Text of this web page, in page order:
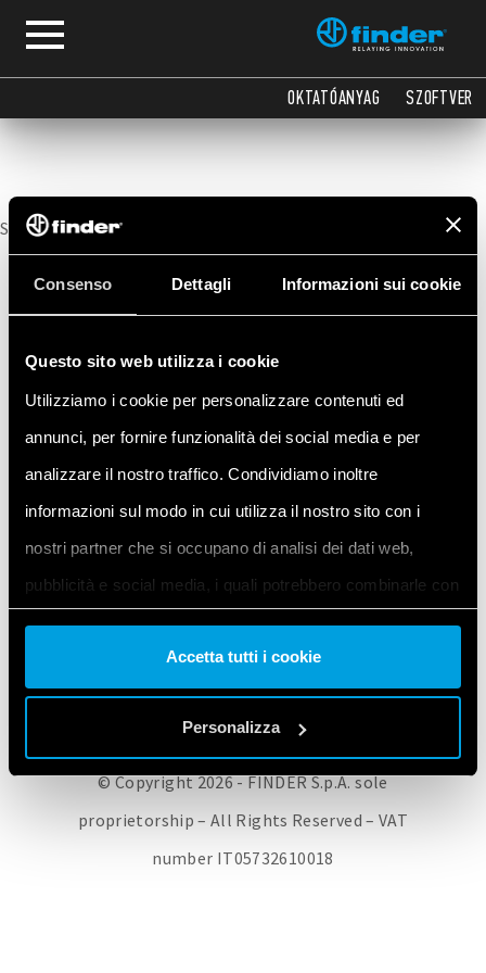
Consenso Dettagli Informazioni sui cookie
Questo sito web utilizza i cookie
Utilizziamo i cookie per personalizzare contenuti ed
annunci, per fornire funzionalità dei social media e per
analizzare il nostro traffico. Condividiamo inoltre
informazioni sul modo in cui utilizza il nostro sito con i
nostri partner che si occupano di analisi dei dati web,
pubblicità e social media, i quali potrebbero combinarle con
altre informazioni che ha fornito loro o che hanno raccolto
dal suo utilizzo dei loro servizi. Acconsenta ai nostri cookie
se continua ad utilizzare il nostro sito web.
Accetta tutti i cookie
Personalizza
OKTATÓANYAG SZOFTVER
Arduino
Sorry, no posts matched your criteria.
SÜTI BEÁLLÍTÁSOK MÓDOSÍTÁSA / BELEEGYEZÉS VISSZAVONÁSA
© Copyright 2026 - FINDER S.p.A. sole
proprietorship – All Rights Reserved – VAT
number IT05732610018